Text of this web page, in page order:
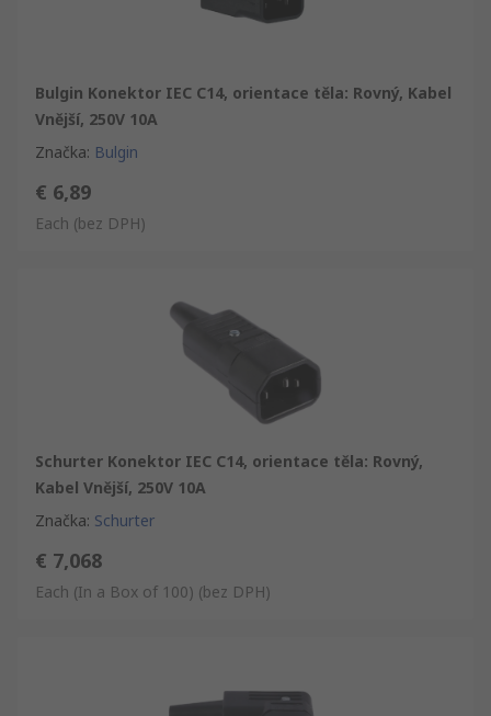
Bulgin Konektor IEC C14, orientace těla: Rovný, Kabel
Vnější, 250V 10A
Značka: Bulgin
€ 6,89
Each (bez DPH)
Schurter Konektor IEC C14, orientace těla: Rovný,
Kabel Vnější, 250V 10A
Značka: Schurter
€ 7,068
Each (In a Box of 100) (bez DPH)